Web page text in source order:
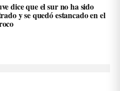
dice que el sur no ha sido
y se quedó estancado en el